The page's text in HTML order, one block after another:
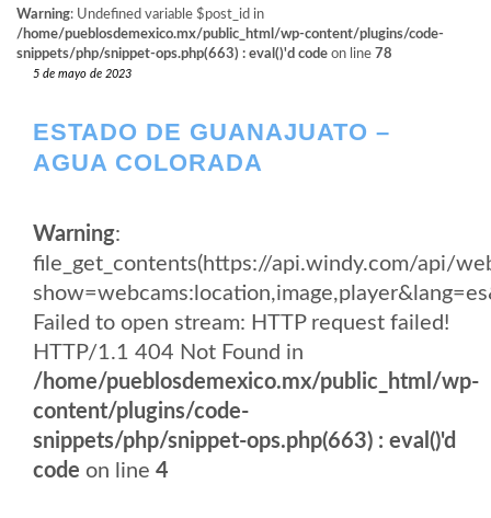
Warning: Undefined variable $post_id in
/home/pueblosdemexico.mx/public_html/wp-content/plugins/code-
snippets/php/snippet-ops.php(663) : eval()'d code on line 78
5 de mayo de 2023
ESTADO DE GUANAJUATO –
AGUA COLORADA
Warning:
file_get_contents(https://api.windy.com/api/
Failed to open stream: HTTP request failed!
HTTP/1.1 404 Not Found in
/home/pueblosdemexico.mx/public_html/wp-
content/plugins/code-
snippets/php/snippet-ops.php(663) : eval()'d
code on line 4